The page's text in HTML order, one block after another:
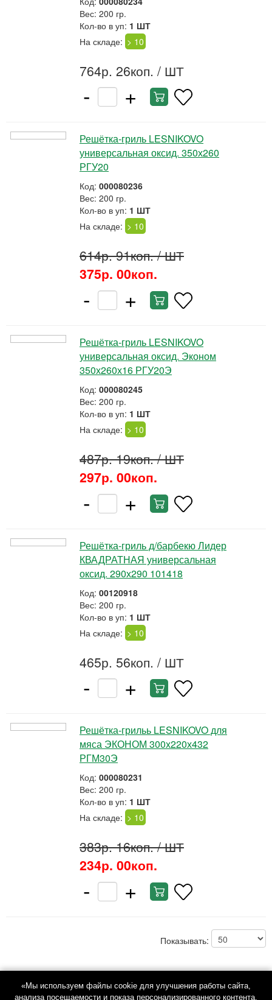
Вес: 200 гр.
Кол-во в уп: 1 ШТ
На складе: > 10
764р. 26коп. / ШТ
- +
Решётка-гриль LESNIKOVO
универсальная оксид. 350х260
РГУ20
Код: 000080236
Вес: 200 гр.
Кол-во в уп: 1 ШТ
На складе: > 10
614р. 91коп./ ШТ
375р. 00коп.
- +
Решётка-гриль LESNIKOVO
универсальная оксид. Эконом
350х260х16 РГУ20Э
Код: 000080245
Вес: 200 гр.
Кол-во в уп: 1 ШТ
На складе: > 10
487р. 19коп./ ШТ
297р. 00коп.
- +
Решётка-гриль д/барбекю Лидер
КВАДРАТНАЯ универсальная
оксид. 290х290 101418
Код: 00120918
Вес: 200 гр.
Кол-во в уп: 1 ШТ
На складе: > 10
465р. 56коп. / ШТ
- +
Решётка-грильь LESNIKOVO для
мяса ЭКОНОМ 300х220х432
РГМ30Э
Код: 000080231
Вес: 200 гр.
Кол-во в уп: 1 ШТ
На складе: > 10
383р. 16коп./ ШТ
234р. 00коп.
- +
Показывать:
«Мы используем файлы cookie для улучшения работы сайта,
анализа посещаемости и показа персонализированного контента.